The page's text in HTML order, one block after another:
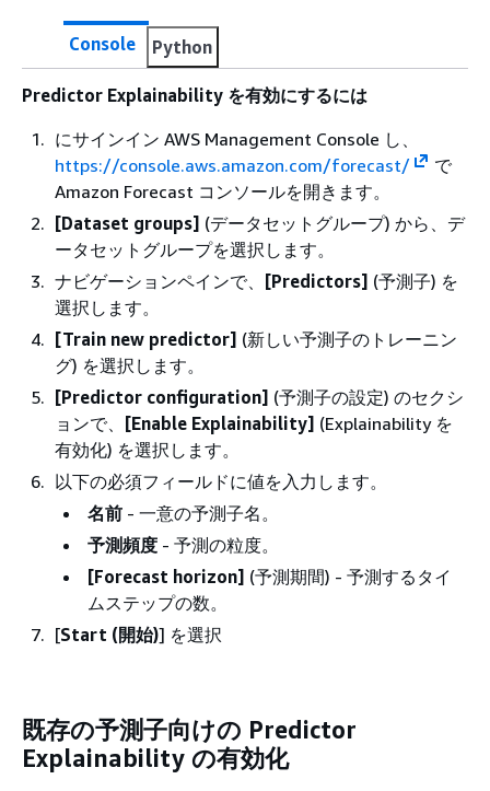
Console Python
Predictor Explainability を有効にするには
にサインイン AWS Management Console し、
https://console.aws.amazon.com/forecast/
で
Amazon Forecast コンソールを開きます。
[Dataset groups] (データセットグループ) から、デ
ータセットグループを選択します。
ナビゲーションペインで、 [Predictors] (予測子) を
選択します。
[Train new predictor] (新しい予測子のトレーニン
グ) を選択します。
[Predictor configuration] (予測子の設定) のセクシ
ョンで、 [Enable Explainability] (Explainability を
有効化) を選択します。
以下の必須フィールドに値を入力します。
名前 - 一意の予測子名。
予測頻度 - 予測の粒度。
[Forecast horizon] (予測期間) - 予測するタイ
ムステップの数。
[Start (開始)] を選択
既存の予測子向けの Predictor
Explainability の有効化